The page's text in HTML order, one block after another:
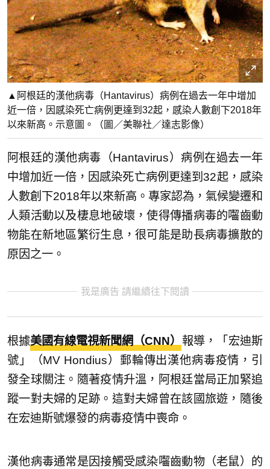
▲阿根廷的漢他病毒（Hantavirus）病例在過去一年中增加
近一倍，因感染死亡病例更達到32起，感染人數創下2018年
以來新高。示意圖。（圖／美聯社／達志影像）
阿根廷的漢他病毒（Hantavirus）病例在過去一年
中增加近一倍，因感染死亡病例更達到32起，感染
人數創下2018年以來新高。專家認為，氣候變遷和
人類活動以及棲息地破壞，使得傳播病毒的囓齒動
物能在新地區繁衍生息，很可能是助長病毒擴散的
原因之一。
我是廣告 請繼續往下閱讀
根據美國有線電視新聞網（CNN） 報導，「宏迪斯
號」（MV Hondius）郵輪傳出漢他病毒疫情，引
發全球關注。隨著疫情升溫，阿根廷當局正加緊追
蹤一對夫婦的足跡。這對夫婦曾在該國旅遊，隨後
在宏迪斯號爆發的病毒疫情中喪命。
漢他病毒通常是因接觸受感染囓齒動物（老鼠）的